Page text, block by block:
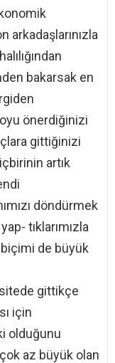
arkadaşlarınızla
bakarsak en
önerdiğinizi
gittiğinizi
artık
döndürmek
tıklarımızla
de büyük
gittikçe
için
olduğunu
az büyük olan